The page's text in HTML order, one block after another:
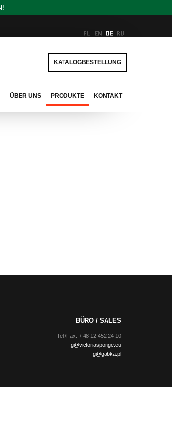
KATALOGBESTELLUNG
ÜBER UNS PRODUKTE KONTAKT
BÜRO / SALES
Tel./Fax. + 48 12 452 24 10
g@victoriasponge.eu
g@gabka.pl